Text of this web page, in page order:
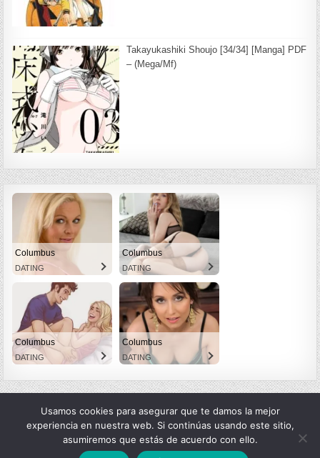
Takayukashiki Shoujo [34/34] [Manga] PDF
– (Mega/Mf)
Columbus
DATING
Columbus
DATING
Columbus
DATING
Columbus
DATING
Copyright © 2026 LexMangas
Usamos cookies para asegurar que te damos la mejor
experiencia en nuestra web. Si continúas usando este sitio,
asumiremos que estás de acuerdo con ello.